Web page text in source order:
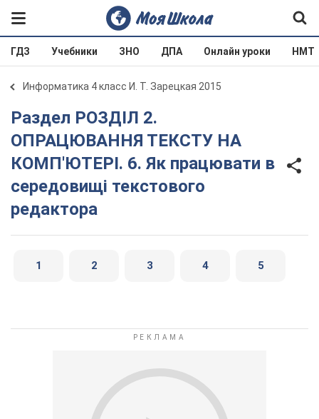
ГДЗ Учебники ЗНО ДПА Онлайн уроки НМТ
Информатика 4 класс И. Т. Зарецкая 2015
Раздел РОЗДІЛ 2.
ОПРАЦЮВАННЯ ТЕКСТУ НА
КОМП'ЮТЕРІ. 6. Як працювати в
середовищі текстового
редактора
1 2 3 4 5